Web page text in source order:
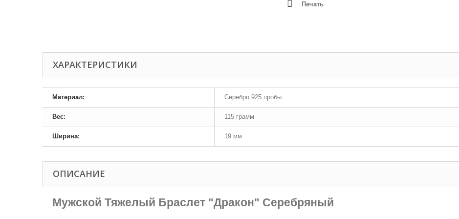
Печать
ХАРАКТЕРИСТИКИ
Материал: Серебро 925 пробы
Вес: 115 грамм
Ширина: 19 мм
ОПИСАНИЕ
Мужской Тяжелый Браслет "Дракон" Серебряный